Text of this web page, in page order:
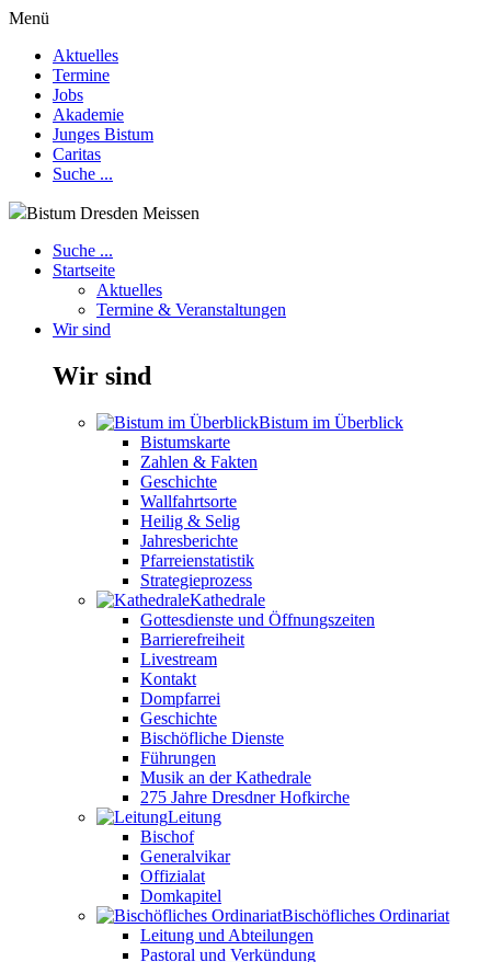
Menü
Aktuelles
Termine
Jobs
Akademie
Junges Bistum
Caritas
Suche ...
Bistum Dresden Meissen
Suche ...
Startseite
Aktuelles
Termine & Veranstaltungen
Wir sind
Wir sind
Bistum im Überblick
Bistumskarte
Zahlen & Fakten
Geschichte
Wallfahrtsorte
Heilig & Selig
Jahresberichte
Pfarreienstatistik
Strategieprozess
Kathedrale
Gottesdienste und Öffnungszeiten
Barrierefreiheit
Livestream
Kontakt
Dompfarrei
Geschichte
Bischöfliche Dienste
Führungen
Musik an der Kathedrale
275 Jahre Dresdner Hofkirche
Leitung
Bischof
Generalvikar
Offizialat
Domkapitel
Bischöfliches Ordinariat
Leitung und Abteilungen
Pastoral und Verkündung